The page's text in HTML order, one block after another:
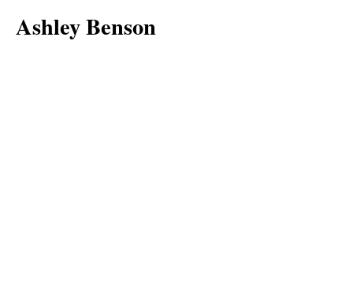
Ashley Benson